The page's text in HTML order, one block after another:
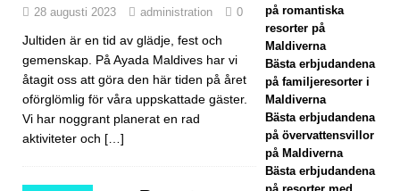
ig
28 augusti 2023 administration 0
Jultiden är en tid av glädje, fest och
gemenskap. På Ayada Maldives har vi
åtagit oss att göra den här tiden på året
oförglömlig för våra uppskattade gäster.
Vi har noggrant planerat en rad
aktiviteter och […]
på romantiska
resorter på
Maldiverna
Bästa erbjudandena
på familjeresorter i
Maldiverna
Bästa erbjudandena
på övervattensvillor
på Maldiverna
Bästa erbjudandena